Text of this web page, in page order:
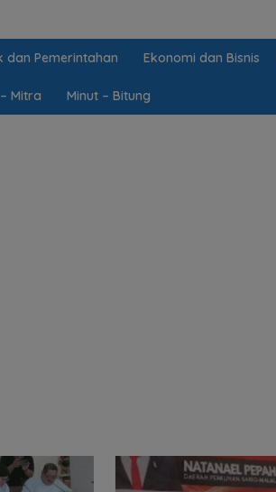
dan Pemerintahan Ekonomi dan Bisnis
Mitra Minut – Bitung